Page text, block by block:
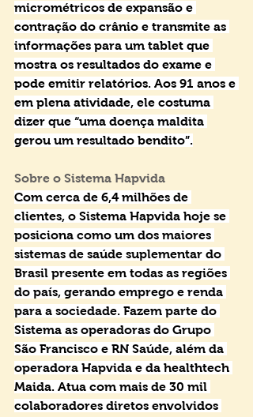
micrométricos de expansão e
contração do crânio e transmite as
informações para um tablet que
mostra os resultados do exame e
pode emitir relatórios. Aos 91 anos e
em plena atividade, ele costuma
dizer que “uma doença maldita
gerou um resultado bendito”.
Sobre o Sistema Hapvida
Com cerca de 6,4 milhões de
clientes, o Sistema Hapvida hoje se
posiciona como um dos maiores
sistemas de saúde suplementar do
Brasil presente em todas as regiões
do país, gerando emprego e renda
para a sociedade. Fazem parte do
Sistema as operadoras do Grupo
São Francisco e RN Saúde, além da
operadora Hapvida e da healthtech
Maida. Atua com mais de 30 mil
colaboradores diretos envolvidos